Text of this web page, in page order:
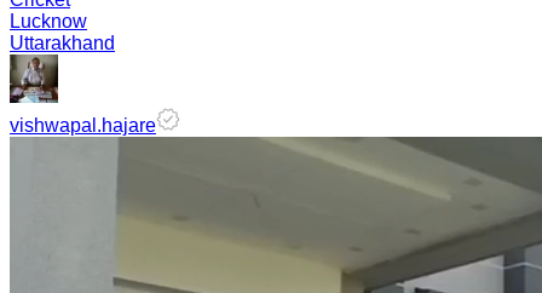
Lucknow
Uttarakhand
vishwapal.hajare